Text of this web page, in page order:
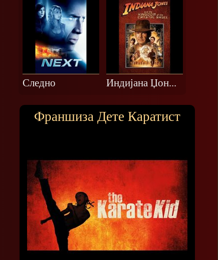
Следно Индијана Џoн...
Франшиза Дете Каратист